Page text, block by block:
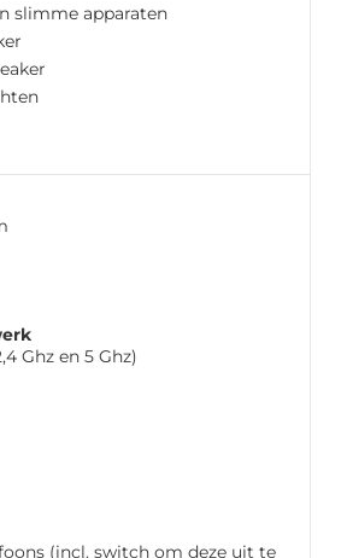
slimme apparaten
Ghz en 5 Ghz)
(incl. switch om deze uit te